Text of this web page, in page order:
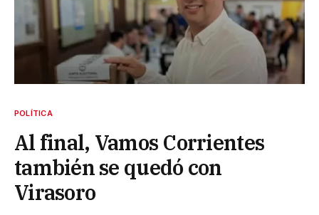
POLÍTICA
Al final, Vamos Corrientes
también se quedó con
Virasoro